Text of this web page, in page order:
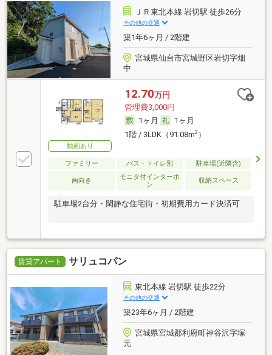
ＪＲ東北本線 岩切駅 徒歩26分
その他の交通
築1年6ヶ月 / 2階建
宮城県仙台市宮城野区岩切字畑
中
動画あり
12.70万円
管理費3,000円
1ヶ月
1ヶ月
1階 / 3LDK（91.08m2）
ファミリー バス・トイレ別 駐車場(近隣含)
南向き
モニタ付インターホ
ン
収納スペース
駐車場2台分・閑静な住宅街・初期費用カード決済可
賃貸アパート サリュコパン
東北本線 岩切駅 徒歩22分
その他の交通
築23年6ヶ月 / 2階建
宮城県宮城郡利府町神谷沢字塚
元